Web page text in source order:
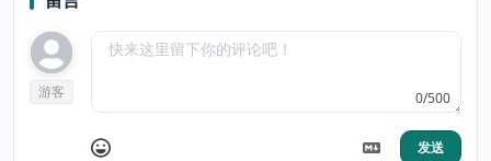
游客 0/500
发送